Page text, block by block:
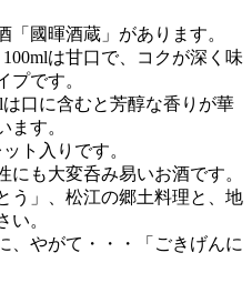
國暉酒蔵」があります。
は甘口で、コクが深く味
プです。
口に含むと芳醇な香りが華
ます。
ト入りです。
も大変呑み易いお酒です。
う」、松江の郷土料理と、地
い。
、 やがて・・・「ごきげんに